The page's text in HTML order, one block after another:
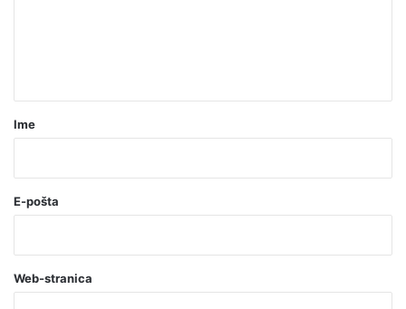
r
o
a
v
Ime
E-pošta
Web-stranica